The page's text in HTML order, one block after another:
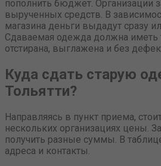
пополнить бюджет. Организации
вырученных средств. В
магазина деньги выдадут сразу
Сдаваемая одежда должна
отстирана, выглажена и без
Куда сдать старую
Тольятти?
Направляясь в пункт приема,
нескольких организациях цены.
получить разные суммы. В
адреса и контакты.